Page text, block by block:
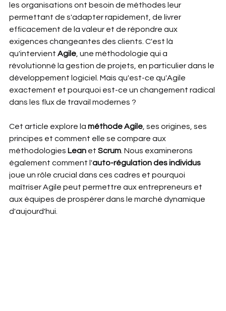
les organisations ont besoin de méthodes leur
permettant de s'adapter rapidement, de livrer
efficacement de la valeur et de répondre aux
exigences changeantes des clients. C'est là
qu'intervient Agile , une méthodologie qui a
révolutionné la gestion de projets, en particulier dans le
développement logiciel. Mais qu'est-ce qu'Agile
exactement et pourquoi est-ce un changement radical
dans les flux de travail modernes ?
Cet article explore la méthode Agile , ses origines, ses
principes et comment elle se compare aux
méthodologies Lean et Scrum . Nous examinerons
également comment l'auto-régulation des individus
joue un rôle crucial dans ces cadres et pourquoi
maîtriser Agile peut permettre aux entrepreneurs et
aux équipes de prospérer dans le marché dynamique
d'aujourd'hui.